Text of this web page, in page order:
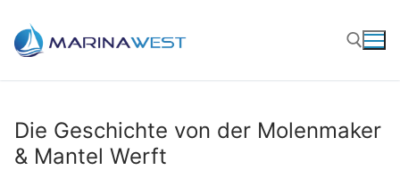
Inhalt
springen
Die Geschichte von der Molenmaker
& Mantel Werft